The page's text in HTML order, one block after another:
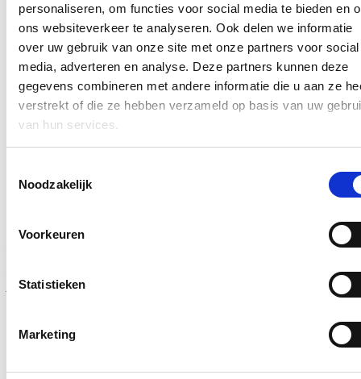
personaliseren, om functies voor social media te bieden en
ons websiteverkeer te analyseren. Ook delen we informatie
over uw gebruik van onze site met onze partners voor social
media, adverteren en analyse. Deze partners kunnen deze
gegevens combineren met andere informatie die u aan ze
verstrekt of die ze hebben verzameld op basis van uw
van hun services.
Noodzakelijk
Voorkeuren
Statistieken
Marketing
Ja, ik aanvaard de privacy voorwaarden.
Klikhierom de privacyvoorwaarden te raadplegen
Nieuws
Al meer dan 6 miljoen euro uitgegeven voor
effectieve aanleg fietspad N12
In totaal werd al meer dan 6,1 miljoen euro uitgegeven voor
parlementslid en Zoersels burgemeester Katrien Schryvers (cd&v)
in antwoord op een parlementaire vraag. Nochtans lijkt de effectieve
twee bijkomende akkoorden bereikt, zo blijkt nog uit de info die
Schryvers bekwam. Het parlementslid reageert bezorgd: “Ik roep de
het eerdere werk en het geïnvesteerde geld voor niets geweest.”